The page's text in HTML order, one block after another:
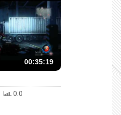
00:35:19
0.0